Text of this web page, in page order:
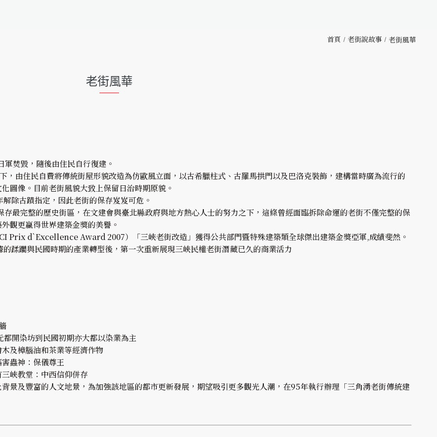
首頁 老街說故事 老街風華
老街風華
焚毀，隨後由住民自行復建。
由住民自費將傳統街屋形貌改造為仿歐風立面，以古希臘柱式、古羅馬拱門以及巴洛克裝飾，建構當時廣為流行的
圖像。目前老街風貌大致上保留日治時期原貌。
除古蹟指定，因此老街的保存岌岌可危。
最完整的歷史街區，在文建會與臺北縣政府與地方熱心人士的努力之下，這條曾經面臨拆除命運的老街不僅完整的保
觀更贏得世界建築金獎的美譽。
Prix d`Excellence Award 2007）「三峽老街改造」獲得公共部門暨特殊建築類全球傑出建築金獎亞軍,成績斐然。
蹂躪與民國時期的產業轉型後，第一次重新展現三峽民權老街潛藏已久的商業活力
開染坊到民國初期亦大都以染業為主
及樟腦油和茶業等經濟作物
蟲神：保儀尊王
峽教堂：中西信仰併存
景及豐富的人文地景，為加強該地區的都市更新發展，期望吸引更多觀光人潮，在95年執行辦理「三角湧老街傳統建